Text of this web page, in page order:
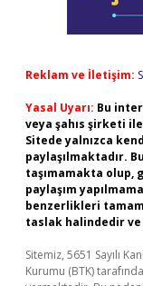
Reklam ve İletişim:
Yasal Uyarı: Bu
veya şahıs şirketi
Sitede yalnızca
paylaşılmaktadır.
taşımamakta olup,
paylaşım
benzerlikleri
taslak halindedir
Sitemiz, 5651 Sayılı
Kurumu (BTK)